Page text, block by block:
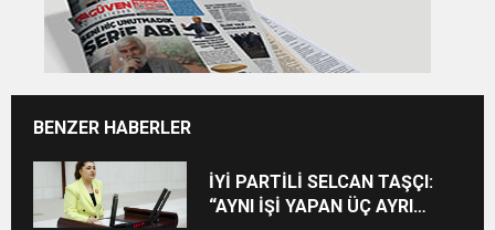
BENZER HABERLER
İYİ PARTİLİ SELCAN TAŞÇI:
“AYNI İŞİ YAPAN ÜÇ AYRI